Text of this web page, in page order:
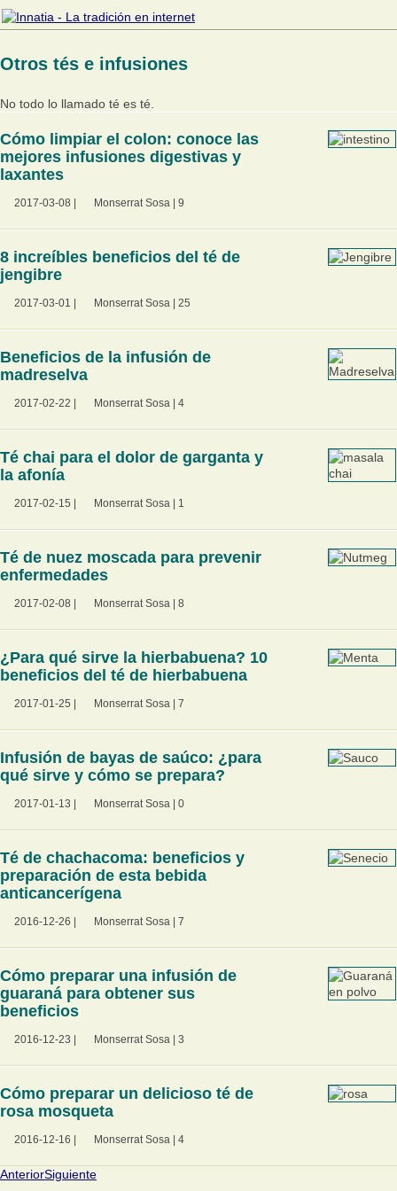
Otros tés e infusiones
No todo lo llamado té es té.
Cómo limpiar el colon: conoce las
mejores infusiones digestivas y
laxantes
2017-03-08 Monserrat Sosa 9
8 increíbles beneficios del té de
jengibre
2017-03-01 Monserrat Sosa 25
Beneficios de la infusión de
madreselva
2017-02-22 Monserrat Sosa 4
Té chai para el dolor de garganta y
la afonía
2017-02-15 Monserrat Sosa 1
Té de nuez moscada para prevenir
enfermedades
2017-02-08 Monserrat Sosa 8
¿Para qué sirve la hierbabuena? 10
beneficios del té de hierbabuena
2017-01-25 Monserrat Sosa 7
Infusión de bayas de saúco: ¿para
qué sirve y cómo se prepara?
2017-01-13 Monserrat Sosa 0
Té de chachacoma: beneficios y
preparación de esta bebida
anticancerígena
2016-12-26 Monserrat Sosa 7
Cómo preparar una infusión de
guaraná para obtener sus
beneficios
2016-12-23 Monserrat Sosa 3
Cómo preparar un delicioso té de
rosa mosqueta
2016-12-16 Monserrat Sosa 4
AnteriorSiguiente